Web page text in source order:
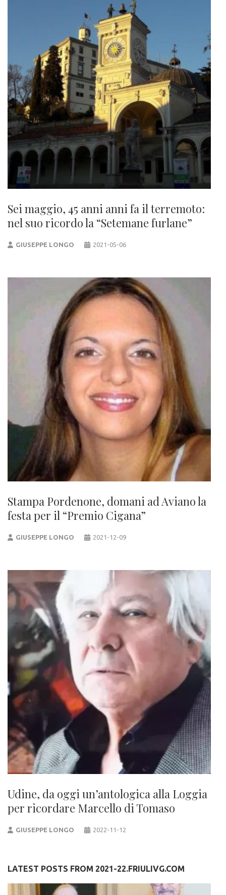
Sei maggio, 45 anni anni fa il terremoto:
nel suo ricordo la “Setemane furlane”
GIUSEPPE LONGO 2021-05-06
Stampa Pordenone, domani ad Aviano la
festa per il “Premio Cigana”
GIUSEPPE LONGO 2021-12-09
Udine, da oggi un’antologica alla Loggia
per ricordare Marcello di Tomaso
GIUSEPPE LONGO 2022-11-12
LATEST POSTS FROM 2021-22.FRIULIVG.COM